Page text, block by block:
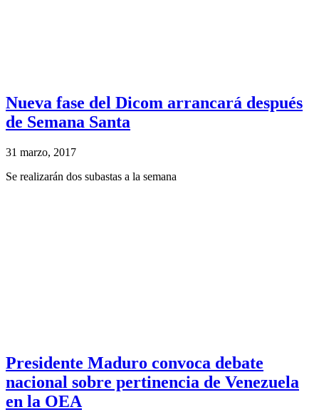
Nueva fase del Dicom arrancará después
de Semana Santa
31 marzo, 2017
Se realizarán dos subastas a la semana
Presidente Maduro convoca debate
nacional sobre pertinencia de Venezuela
en la OEA